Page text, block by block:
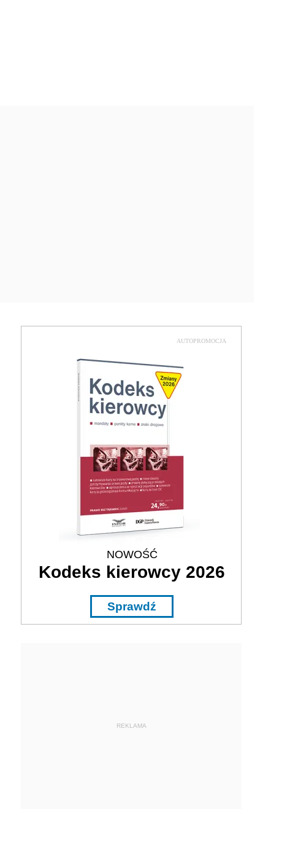
AUTOPROMOCJA
NOWOŚĆ
Kodeks kierowcy 2026
Sprawdź
REKLAMA